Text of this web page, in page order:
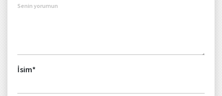
Senin yorumun
İsim*